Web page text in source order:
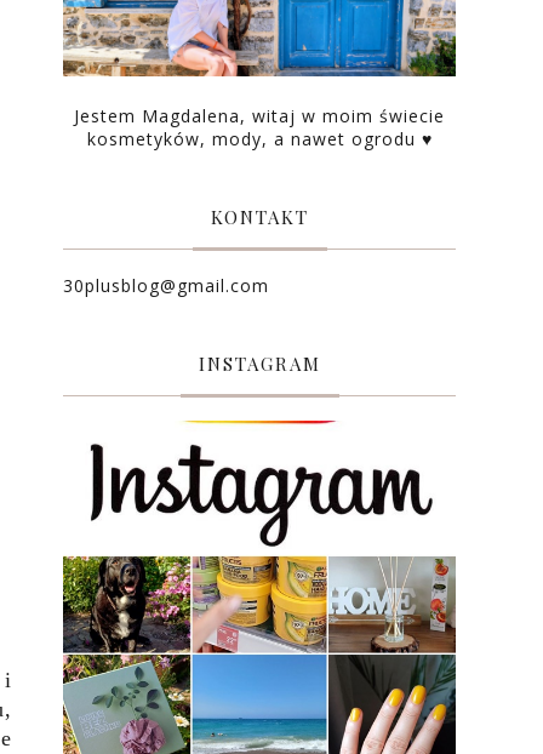
i
Jestem Magdalena, witaj w moim świecie
kosmetyków, mody, a nawet ogrodu ♥
KONTAKT
30plusblog@gmail.com
INSTAGRAM